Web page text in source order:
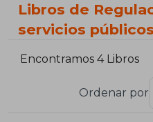
Libros de
servicios públicos
Encontramos 4 Libros
Ordenar por